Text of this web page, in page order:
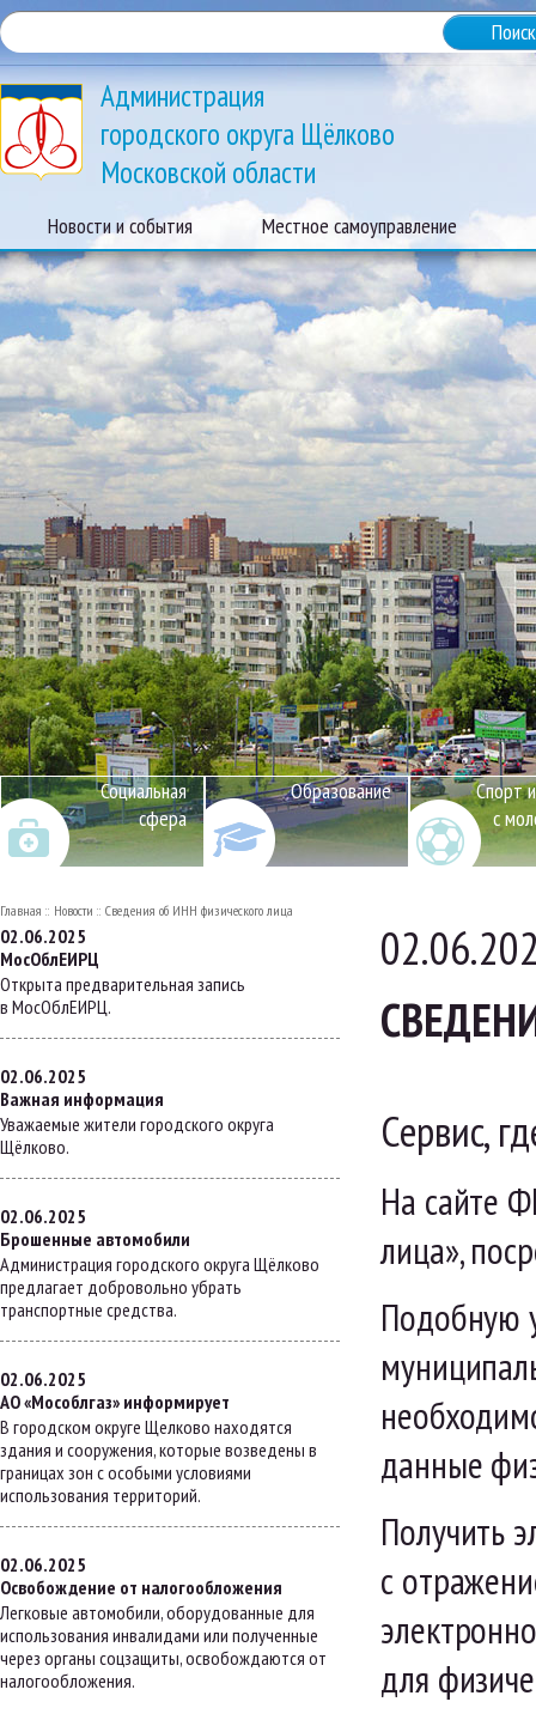
Администрация
городского округа Щёлково
Московской области
Новости и события Местное самоуправление
Социальная
сфера
Образование
Спорт
с
Главная Новости Сведения об ИНН физического лица
02.06.2025
МосОблЕИРЦ
Открыта предварительная запись
в МосОблЕИРЦ.
02.06.2025
Важная информация
Уважаемые жители городского округа
Щёлково.
02.06.2025
Брошенные автомобили
Администрация городского округа Щёлково
предлагает добровольно убрать
транспортные средства.
02.06.2025
АО «Мособлгаз» информирует
В городском округе Щелково находятся
здания и сооружения, которые возведены в
границах зон с особыми условиями
использования территорий.
02.06.2025
Освобождение от налогообложения
Легковые автомобили, оборудованные для
использования инвалидами или полученные
через органы соцзащиты, освобождаются от
налогообложения.
Сервис,
На сайте
лица»,
Подобную
данные
Получить
с
для